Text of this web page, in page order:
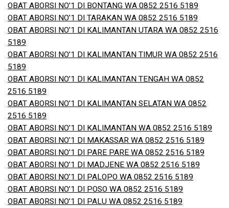
OBAT ABORSI NO’1 DI BONTANG WA 0852 2516 5189
OBAT ABORSI NO’1 DI TARAKAN WA 0852 2516 5189
OBAT ABORSI NO’1 DI KALIMANTAN UTARA WA 0852 2516
5189
OBAT ABORSI NO’1 DI KALIMANTAN TIMUR WA 0852 2516
5189
OBAT ABORSI NO’1 DI KALIMANTAN TENGAH WA 0852
2516 5189
OBAT ABORSI NO’1 DI KALIMANTAN SELATAN WA 0852
2516 5189
OBAT ABORSI NO’1 DI KALIMANTAN WA 0852 2516 5189
OBAT ABORSI NO’1 DI MAKASSAR WA 0852 2516 5189
OBAT ABORSI NO’1 DI PARE PARE WA 0852 2516 5189
OBAT ABORSI NO’1 DI MADJENE WA 0852 2516 5189
OBAT ABORSI NO’1 DI PALOPO WA 0852 2516 5189
OBAT ABORSI NO’1 DI POSO WA 0852 2516 5189
OBAT ABORSI NO’1 DI PALU WA 0852 2516 5189